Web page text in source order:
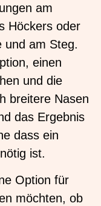
am
Höckers oder
und am Steg.
einen
und die
breitere Nasen
das Ergebnis
dass ein
ist.
Option für
möchten, ob